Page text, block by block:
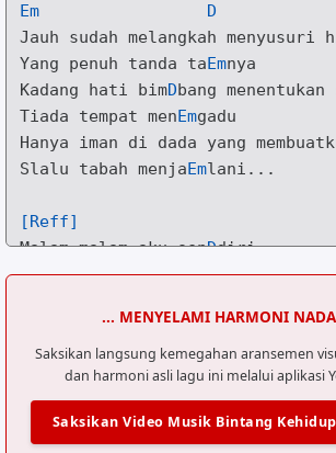
Em
D
Jauh sudah melangkah menyusuri
Yang penuh tanda ta Emnya
Kadang hati bimDbang
Tiada tempat men Em
Hanya iman di dada yang
Slalu tabah menja Emlani...
[Reff]
Malam malam aku senDdiri
Tanpa cintamu laGgi oh..oh
Bintang kan bersinar menerpa
Bahagia kan da tang ..oh Emoh
[Outro]
C D Em
... MENYELAMI HARMONI
Saksikan langsung kemegahan aransemen
dan harmoni asli lagu ini melalui aplikasi
Saksikan Video Musik Bintang